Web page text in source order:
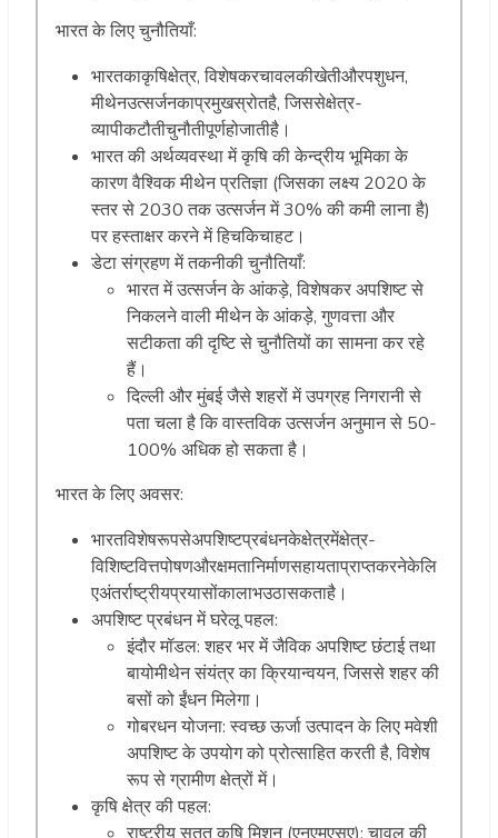
भारत के लिए चुनौतियाँ:
भारतकाकृषिक्षेत्र, विशेषकरचावलकीखेतीऔरपशुधन,
मीथेनउत्सर्जनकाप्रमुखस्रोतहै, जिससेक्षेत्र-
व्यापीकटौतीचुनौतीपूर्णहोजातीहै।
भारत की अर्थव्यवस्था में कृषि की केन्द्रीय भूमिका के
कारण वैश्विक मीथेन प्रतिज्ञा (जिसका लक्ष्य 2020 के
स्तर से 2030 तक उत्सर्जन में 30% की कमी लाना है)
पर हस्ताक्षर करने में हिचकिचाहट।
डेटा संग्रहण में तकनीकी चुनौतियाँ:
भारत में उत्सर्जन के आंकड़े, विशेषकर अपशिष्ट से
निकलने वाली मीथेन के आंकड़े, गुणवत्ता और
सटीकता की दृष्टि से चुनौतियों का सामना कर रहे
हैं।
दिल्ली और मुंबई जैसे शहरों में उपग्रह निगरानी से
पता चला है कि वास्तविक उत्सर्जन अनुमान से 50-
100% अधिक हो सकता है।
भारत के लिए अवसर:
भारतविशेषरूपसेअपशिष्टप्रबंधनकेक्षेत्रमेंक्षेत्र-
विशिष्टवित्तपोषणऔरक्षमतानिर्माणसहायताप्राप्तकरनेकेलि
एअंतर्राष्ट्रीयप्रयासोंकालाभउठासकताहै।
अपशिष्ट प्रबंधन में घरेलू पहल:
इंदौर मॉडल: शहर भर में जैविक अपशिष्ट छंटाई तथा
बायोमीथेन संयंत्र का क्रियान्वयन, जिससे शहर की
बसों को ईंधन मिलेगा।
गोबरधन योजना: स्वच्छ ऊर्जा उत्पादन के लिए मवेशी
अपशिष्ट के उपयोग को प्रोत्साहित करती है, विशेष
रूप से ग्रामीण क्षेत्रों में।
कृषि क्षेत्र की पहल:
राष्ट्रीय सतत कृषि मिशन (एनएमएसए): चावल की